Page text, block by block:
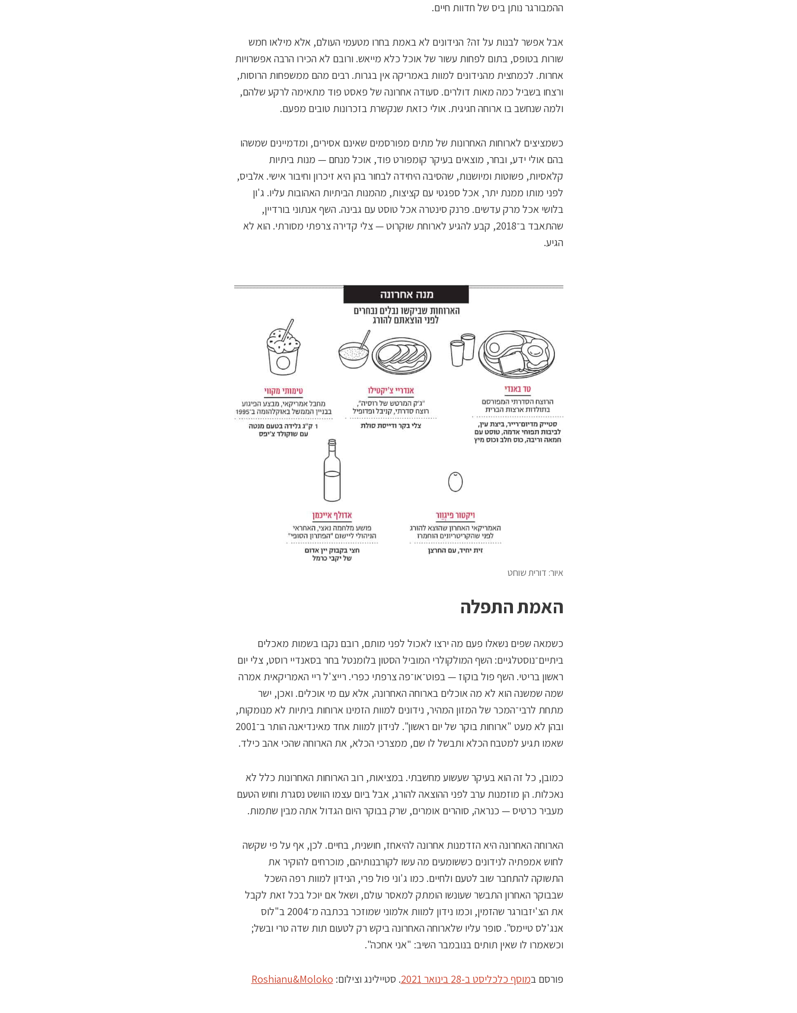
ההמבורגר נותן ביס של חדוות חיים.
אבל אפשר לבנות על זה? הנידונים לא באמת בחרו מטעמי העולם, אלא מילאו חמש
שורות בטופס, בתום לפחות עשור של אוכל כלא מייאש. ורובם לא הכירו הרבה אפשרויות
אחרות. לכמחצית מהנידונים למוות באמריקה אין בגרות. רבים מהם ממשפחות הרוסות,
ורצחו בשביל כמה מאות דולרים. סעודה אחרונה של פאסט פוד מתאימה לרקע שלהם,
ולמה שנחשב בו ארוחה חגיגית. אולי כזאת שנקשרת בזכרונות טובים מפעם.
כשמציצים לארוחות האחרונות של מתים מפורסמים שאינם אסירים, ומדמיינים שמשהו
בהם אולי ידע, ובחר, מוצאים בעיקר קומפורט פוד, אוכל מנחם — מנות ביתיות
קלאסיות, פשוטות ומיושנות, שהסיבה היחידה לבחור בהן היא זיכרון וחיבור אישי. אלביס,
לפני מותו ממנת יתר, אכל ספגטי עם קציצות, מהמנות הביתיות האהובות עליו. ג'ון
בלושי אכל מרק עדשים. פרנק סינטרה אכל טוסט עם גבינה. השף אנתוני בורדיין,
שהתאבד ב־2018, קבע להגיע לארוחת שוּקרוּט — צלי קדירה צרפתי מסורתי. הוא לא
הגיע.
איור: דורית שוחט
האמת התפלה
כשמאה שפים נשאלו פעם מה ירצו לאכול לפני מותם, רובם נקבו בשמות מאכלים
ביתיים־נוסטלגיים: השף המולקולרי המוביל הסטון בלומנטל בחר בסאנדיי רוסט, צלי יום
ראשון בריטי. השף פול בוקוז — בפוט־או־פה צרפתי כפרי. רייצ'ל ריי האמריקאית אמרה
שמה שמשנה הוא לא מה אוכלים בארוחה האחרונה, אלא עם מי אוכלים. ואכן, ישר
מתחת לרבי־המכר של המזון המהיר, נידונים למוות הזמינו ארוחות ביתיות לא מנומקות,
ובהן לא מעט "ארוחות בוקר של יום ראשון". לנידון למוות אחד מאינדיאנה הותר ב־2001
שאמו תגיע למטבח הכלא ותבשל לו שם, ממצרכי הכלא, את הארוחה שהכי אהב כילד.
כמובן, כל זה הוא בעיקר שעשוע מחשבתי. במציאות, רוב הארוחות האחרונות כלל לא
נאכלות. הן מוזמנות ערב לפני ההוצאה להורג, אבל ביום עצמו הוושט נסגרת וחוש הטעם
מעביר כרטיס — כנראה, סוהרים אומרים, שרק בבוקר היום הגדול אתה מבין שתמות.
הארוחה האחרונה היא הזדמנות אחרונה להיאחז, חושנית, בחיים. לכן, אף על פי שקשה
לחוש אמפתיה לנידונים כששומעים מה עשו לקורבנותיהם, מוכרחים להוקיר את
התשוקה להתחבר שוב לטעם ולחיים. כמו ג'וני פול פרי, הנידון למוות רפה השכל
שבבוקר האחרון התבשר שעונשו הומתק למאסר עולם, ושאל אם יוכל בכל זאת לקבל
את הצ'יזבורגר שהזמין, וכמו נידון למוות אלמוני שמוזכר בכתבה מ־2004 ב"לוס
אנג'לס טיימס". סופר עליו שלארוחה האחרונה ביקש רק לטעום תות שדה טרי ובשל;
וכשאמרו לו שאין תותים בנובמבר השיב: "אני אחכה".
פורסם במוסף כלכליסט ב-28 בינואר 2021 . סטיילינג וצילום: Roshianu&Moloko